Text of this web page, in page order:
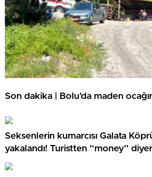
Son dakika | Bolu’da maden
Seksenlerin kumarcısı Galata
yakalandı! Turistten “money”